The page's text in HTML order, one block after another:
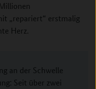
„repariert“ erstmalig
Herz.
an der Schwelle
Seit über zwei